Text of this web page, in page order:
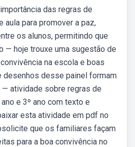
das regras de
aula para promover a paz,
os alunos, permitindo que
— hoje trouxe uma sugestão de
na escola e boas
desenhos desse painel formam
— atividade sobre regras de
e 3º ano com texto e
esta atividade em pdf no
que os familiares façam
para a boa convivência no